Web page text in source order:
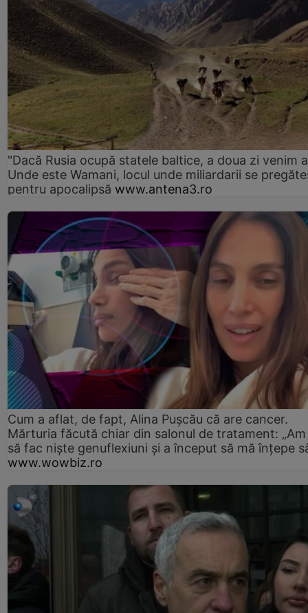
"Dacă Rusia ocupă statele baltice, a doua zi venim
Unde este Wamani, locul unde miliardarii se
pentru apocalipsă www.antena3.ro
Cum a aflat, de fapt, Alina Pușcău că are cancer.
Mărturia făcută chiar din salonul de tratament:
să fac niște genuflexiuni și a început să mă înțepe
www.wowbiz.ro